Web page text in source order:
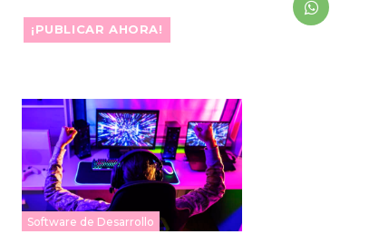
¡PUBLICAR AHORA!
Software de Desarrollo